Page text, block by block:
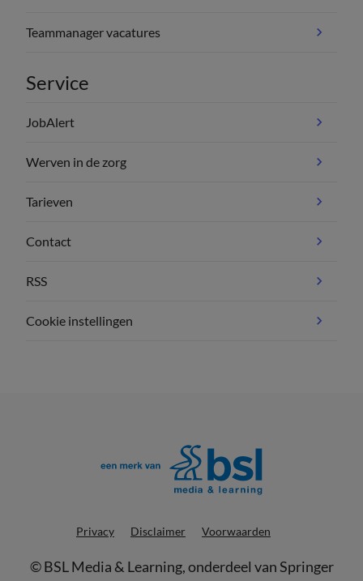
Teammanager vacatures
Service
JobAlert
Werven in de zorg
Tarieven
Contact
RSS
Cookie instellingen
Privacy Disclaimer Voorwaarden
©BSL Media & Learning, onderdeel vanSpringer